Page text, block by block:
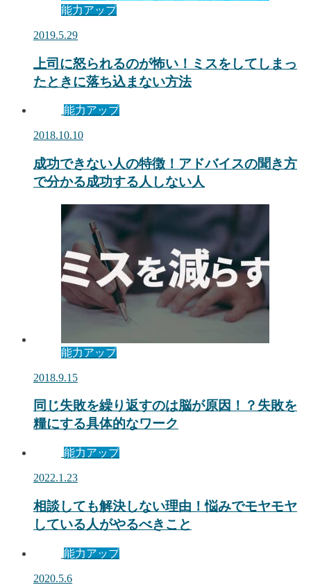
能力アップ
2019.5.29
上司に怒られるのが怖い！ミスをしてしまっ
たときに落ち込まない方法
能力アップ
2018.10.10
成功できない人の特徴！アドバイスの聞き方
で分かる成功する人しない人
能力アップ
2018.9.15
同じ失敗を繰り返すのは脳が原因！？失敗を
糧にする具体的なワーク
能力アップ
2022.1.23
相談しても解決しない理由！悩みでモヤモヤ
している人がやるべきこと
能力アップ
2020.5.6